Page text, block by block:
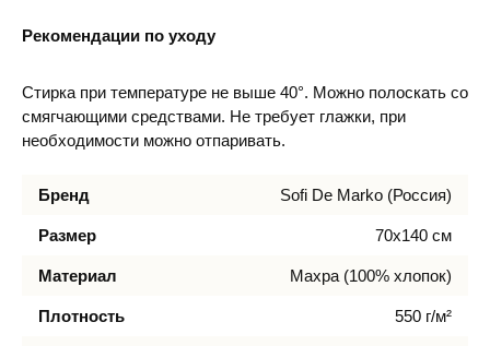
Рекомендации по уходу
Стирка при температуре не выше 40°. Можно полоскать со
смягчающими средствами. Не требует глажки, при
необходимости можно отпаривать.
Бренд Sofi De Marko (Россия)
Размер 70х140 см
Материал Махра (100% хлопок)
Плотность 550 г/м²